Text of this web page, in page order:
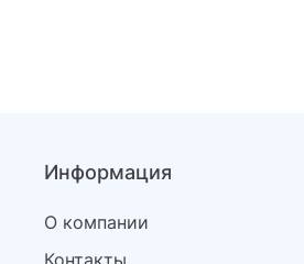
Информация
О компании
Контакты